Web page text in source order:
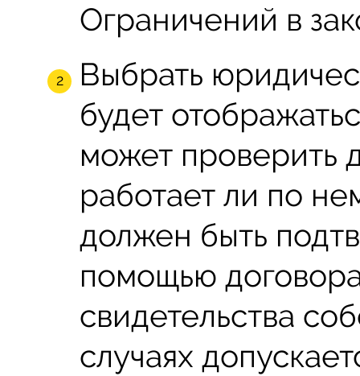
Ограничений в
Выбрать
будет
может проверить
работает ли по
должен быть
помощью
свидетельства
случаях